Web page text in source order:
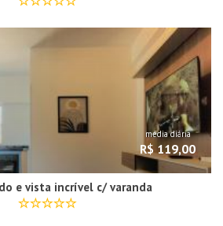
média diária
R$ 119,00
e vista incrível c/ varanda